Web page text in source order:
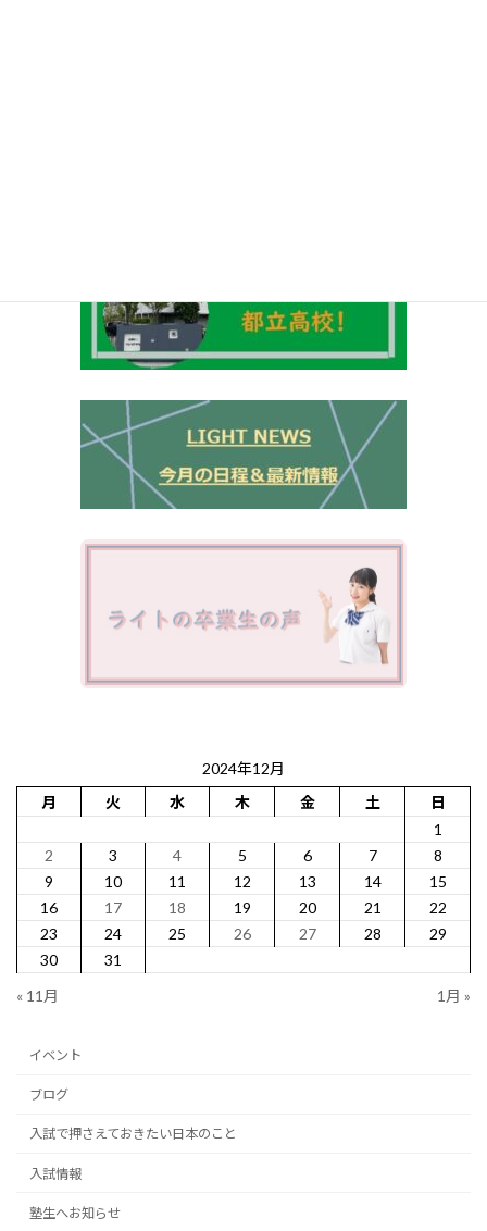
2024年12月
月
火 水 木 金 土
日
1
2
3 4 5 6 7
8
9
10 11 12 13 14
15
16
17 18 19 20 21
22
23
24 25 26 27 28
29
30
31
« 11月
1月 »
イベント
ブログ
入試で押さえておきたい日本のこと
入試情報
塾生へお知らせ